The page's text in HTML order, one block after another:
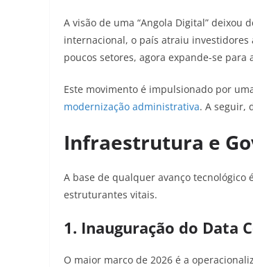
A visão de uma “Angola Digital” deixou
internacional, o país atraiu
poucos setores, agora expande-se
Este movimento é impulsionado por
modernização administrativa. A seguir,
Infraestrutura e
A base de qualquer avanço
estruturantes vitais.
1. Inauguração do Data
O maior marco de 2026 é a